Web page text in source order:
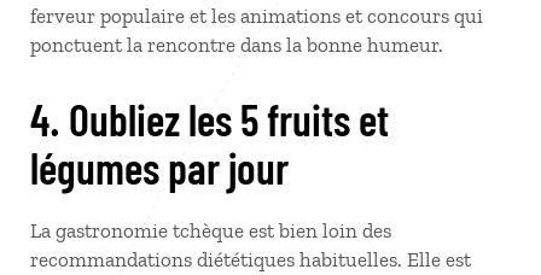
ferveur populaire et les animations et concours qui
ponctuent la rencontre dans la bonne humeur.
4. Oubliez les 5 fruits et
légumes par jour
La gastronomie tchèque est bien loin des
recommandations diététiques habituelles. Elle est